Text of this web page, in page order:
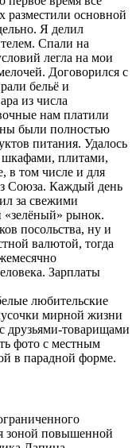
разместили основной
Я делил
Спали на
легла на мои
Договорился с
бельё и
из числа
нам платили
были полностью
питания. Удалось
плитами,
в том числе и для
Союза. Каждый день
за свежими
рынок.
посольства, ну и
валютой, тогда
Зарплаты
любительские
мирной жизни
друзьями-товарищами
фото с местным
в парадной форме.
зоной повышенной